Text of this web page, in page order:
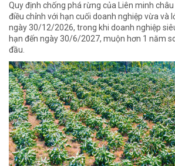
Quy định chống phá rừng của Liên minh
điều chỉnh với hạn cuối doanh nghiệp vừa và
ngày 30/12/2026, trong khi doanh nghiệp
hạn đến ngày 30/6/2027, muộn hơn 1 năm
đầu.